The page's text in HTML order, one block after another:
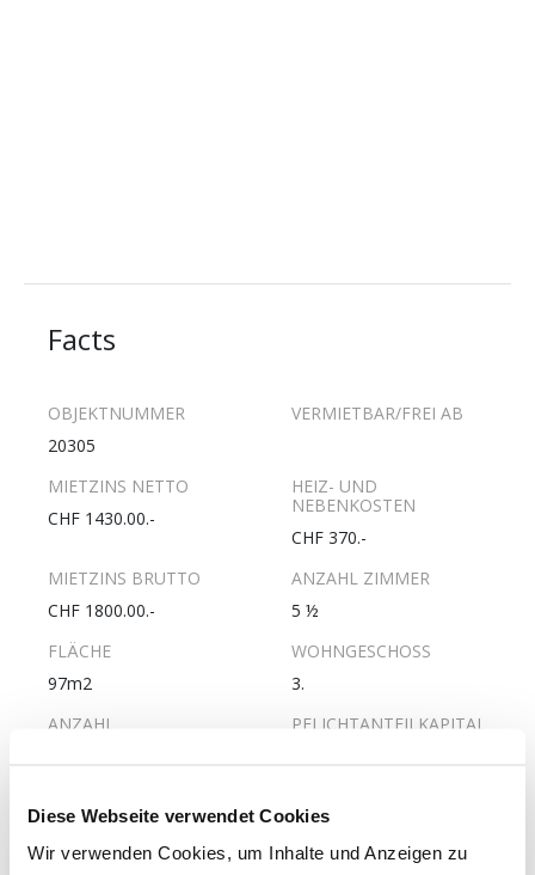
Diese Webseite verwendet Cookies
Wir verwenden Cookies, um Inhalte und Anzeigen zu
Facts
OBJEKTNUMMER
20305
VERMIETBAR/FREI AB
MIETZINS NETTO
CHF 1430.00.-
HEIZ- UND
NEBENKOSTEN
CHF 370.-
MIETZINS BRUTTO
CHF 1800.00.-
ANZAHL ZIMMER
5 ½
FLÄCHE
97m2
WOHNGESCHOSS
3.
ANZAHL
PFLICHTANTEILKAPITAL
ERSTELLUNGSJAHR
1960
LETZTE RENOVATION
2019